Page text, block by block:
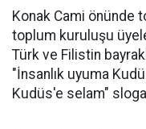
Konak Cami önünde
toplum kuruluşu
Türk ve Filistin
"İnsanlık uyuma
Kudüs'e selam"